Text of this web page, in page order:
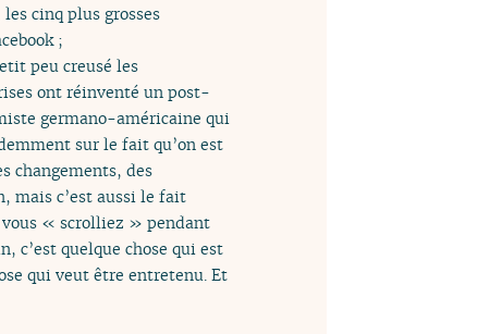
cinq plus grosses
;
peu creusé les
ont réinventé un post-
germano-américaine qui
sur le fait qu’on est
changements, des
mais c’est aussi le fait
vous « scrolliez » pendant
c’est quelque chose qui est
qui veut être entretenu. Et